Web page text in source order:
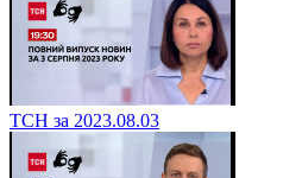
ТСН за 2023.08.03